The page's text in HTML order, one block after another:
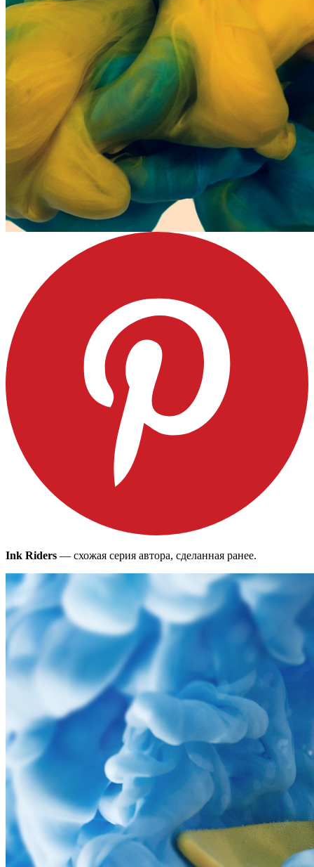
Ink Riders — cхожая серия автора, сделанная ранее.